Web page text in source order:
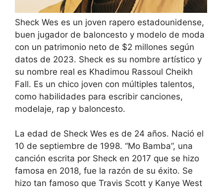
Sheck Wes es un joven rapero estadounidense,
buen jugador de baloncesto y modelo de moda
con un patrimonio neto de $2 millones según
datos de 2023. Sheck es su nombre artístico y
su nombre real es Khadimou Rassoul Cheikh
Fall. Es un chico joven con múltiples talentos,
como habilidades para escribir canciones,
modelaje, rap y baloncesto.
La edad de Sheck Wes es de 24 años. Nació el
10 de septiembre de 1998. “Mo Bamba”, una
canción escrita por Sheck en 2017 que se hizo
famosa en 2018, fue la razón de su éxito. Se
hizo tan famoso que Travis Scott y Kanye West